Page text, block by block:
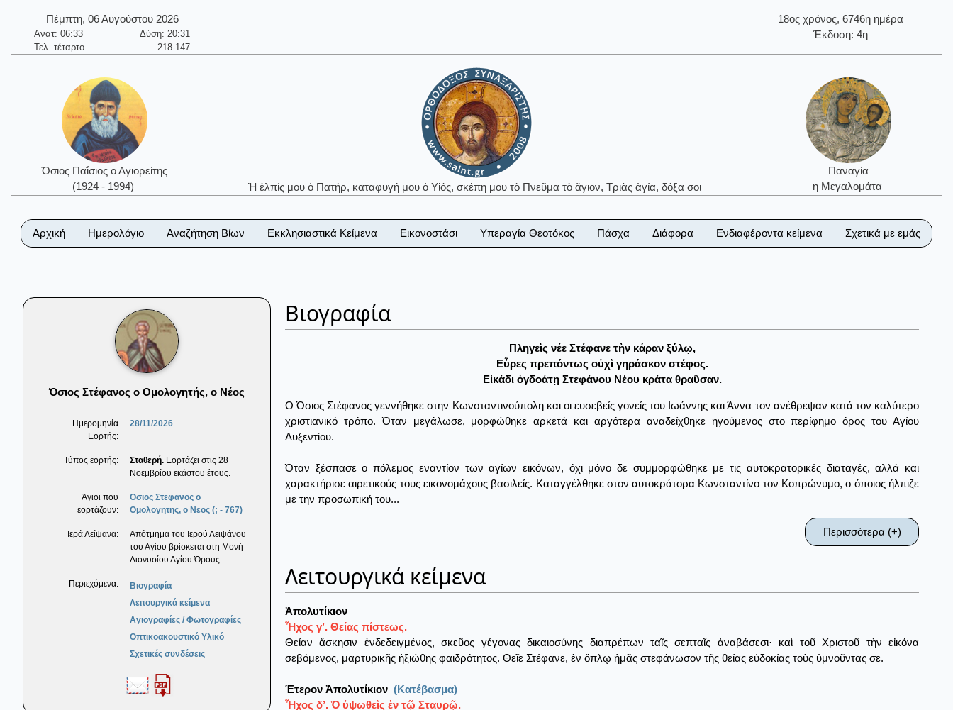
Πέμπτη, 06 Αυγούστου 2026
Ανατ: 06:33
Δύση: 20:31
Τελ. τέταρτο
218-147
18ος χρόνος, 6746η ημέρα
Έκδοση: 4η
Όσιος Παΐσιος ο Αγιορείτης
(1924 - 1994)
Ἡ ἐλπίς μου ὁ Πατήρ, καταφυγή μου ὁ Υἱός, σκέπη μου τὸ Πνεῦμα τὸ ἅγιον, Τριὰς ἁγία, δόξα σοι
Παναγία
η Μεγαλομάτα
Αρχική Ημερολόγιο Αναζήτηση Βίων Εκκλησιαστικά Κείμενα Εικονοστάσι Υπεραγία Θεοτόκος Πάσχα Διάφορα Ενδιαφέροντα κείμενα Σχετικά με εμάς
Όσιος Στέφανος ο Ομολογητής, ο Νέος
Ημερομηνία
Εορτής:
28/11/2026
Τύπος εορτής: Σταθερή. Εορτάζει στις 28
Νοεμβρίου εκάστου έτους.
Άγιοι που
εορτάζουν:
Οσιος Στεφανος ο
Ομολογητης, ο Νεος (; - 767)
Ιερά Λείψανα:
Απότμημα του Ιερού Λειψάνου
του Αγίου βρίσκεται στη Μονή
Διονυσίου Αγίου Όρους.
Περιεχόμενα:
Βιογραφία
Λειτουργικά κείμενα
Αγιογραφίες / Φωτογραφίες
Οπτικοακουστικό Υλικό
Σχετικές συνδέσεις
Βιογραφία
Πληγεὶς νέε Στέφανε τὴν κάραν ξύλῳ,
Εὗρες πρεπόντως οὐχὶ γηράσκον στέφος.
Εἰκάδι ὀγδοάτῃ Στεφάνου Νέου κράτα θραῦσαν.
Ο Όσιος Στέφανος γεννήθηκε στην Κωνσταντινούπολη και οι ευσεβείς γονείς του Ιωάννης και Άννα τον ανέθρεψαν κατά τον καλύτερο
χριστιανικό τρόπο. Όταν μεγάλωσε, μορφώθηκε αρκετά και αργότερα αναδείχθηκε ηγούμενος στο περίφημο όρος του Αγίου
Αυξεντίου.
Όταν ξέσπασε ο πόλεμος εναντίον των αγίων εικόνων, όχι μόνο δε συμμορφώθηκε με τις αυτοκρατορικές διαταγές, αλλά και
χαρακτήρισε αιρετικούς τους εικονομάχους βασιλείς. Καταγγέλθηκε στον αυτοκράτορα Κωνσταντίνο τον Κοπρώνυμο, ο όποιος ήλπιζε
με την προσωπική του...
Περισσότερα (+)
Λειτουργικά κείμενα
Ἀπολυτίκιον
Ἦχος γ’. Θείας πίστεως.
Θείαν ἄσκησιν ἐνδεδειγμένος, σκεῦος γέγονας δικαιοσύνης διαπρέπων ταῖς σεπταῖς ἀναβάσεσι· καὶ τοῦ Χριστοῦ τὴν εἰκόνα
σεβόμενος, μαρτυρικῆς ἠξιώθης φαιδρότητος. Θεῖε Στέφανε, ἐν ὅπλῳ ἡμᾶς στεφάνωσον τῆς θείας εὐδοκίας τοὺς ὑμνοῦντας σε.
Έτερον Ἀπολυτίκιον (Κατέβασμα)
Ἦχος δ’. Ὁ ὑψωθεὶς ἐν τῷ Σταυρῷ.